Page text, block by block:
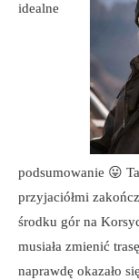
idealne
podsumowanie 😛
przyjaciółmi
środku gór na
musiała zmienić
naprawdę okazało